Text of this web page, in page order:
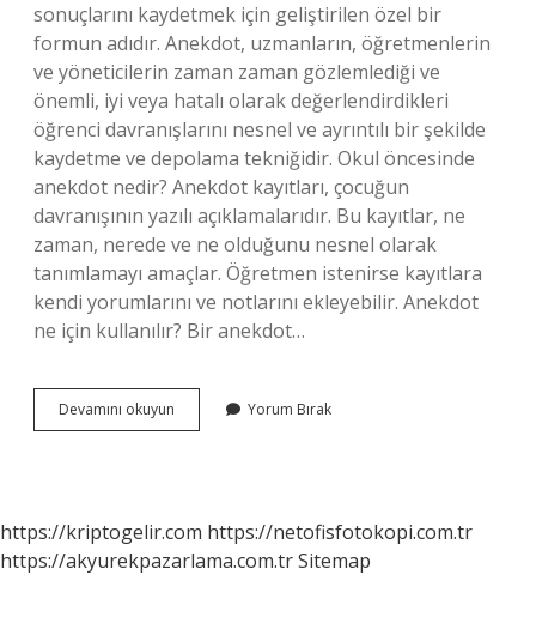
sonuçlarını kaydetmek için geliştirilen özel bir
formun adıdır. Anekdot, uzmanların, öğretmenlerin
ve yöneticilerin zaman zaman gözlemlediği ve
önemli, iyi veya hatalı olarak değerlendirdikleri
öğrenci davranışlarını nesnel ve ayrıntılı bir şekilde
kaydetme ve depolama tekniğidir. Okul öncesinde
anekdot nedir? Anekdot kayıtları, çocuğun
davranışının yazılı açıklamalarıdır. Bu kayıtlar, ne
zaman, nerede ve ne olduğunu nesnel olarak
tanımlamayı amaçlar. Öğretmen istenirse kayıtlara
kendi yorumlarını ve notlarını ekleyebilir. Anekdot
ne için kullanılır? Bir anekdot…
Devamını okuyun Anektod
Kaydı
Yorum Bırak
https://kriptogelir.com https://netofisfotokopi.com.tr
https://akyurekpazarlama.com.trSitemap